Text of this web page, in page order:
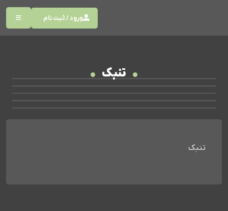
ورود / ثبت نام
تنبک
تنبک